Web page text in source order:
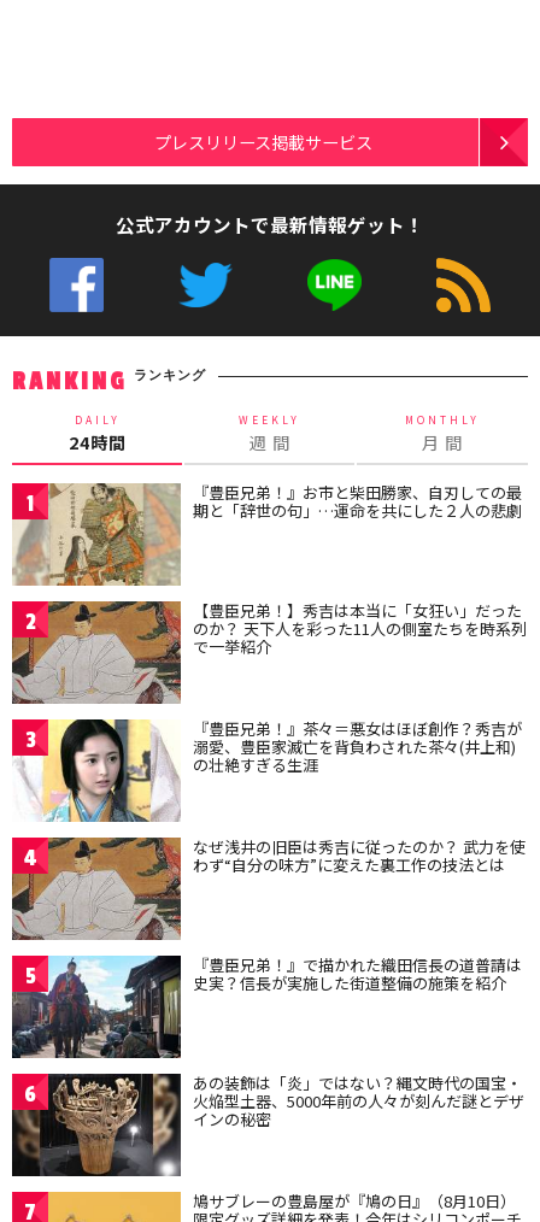
プレスリリース掲載サービス
公式アカウントで最新情報ゲット！
RANKING ランキング
DAILY
24時間
WEEKLY
週 間
MONTHLY
月 間
1 『豊臣兄弟！』お市と柴田勝家、自刃しての最
期と「辞世の句」…運命を共にした２人の悲劇
2 【豊臣兄弟！】秀吉は本当に「女狂い」だった
のか？ 天下人を彩った11人の側室たちを時系列
で一挙紹介
3 『豊臣兄弟！』茶々＝悪女はほぼ創作？秀吉が
溺愛、豊臣家滅亡を背負わされた茶々(井上和)
の壮絶すぎる生涯
4 なぜ浅井の旧臣は秀吉に従ったのか？ 武力を使
わず“自分の味方”に変えた裏工作の技法とは
5 『豊臣兄弟！』で描かれた織田信長の道普請は
史実？信長が実施した街道整備の施策を紹介
6 あの装飾は「炎」ではない？縄文時代の国宝・
火焔型土器、5000年前の人々が刻んだ謎とデザ
インの秘密
7 鳩サブレーの豊島屋が『鳩の日』（8月10日）